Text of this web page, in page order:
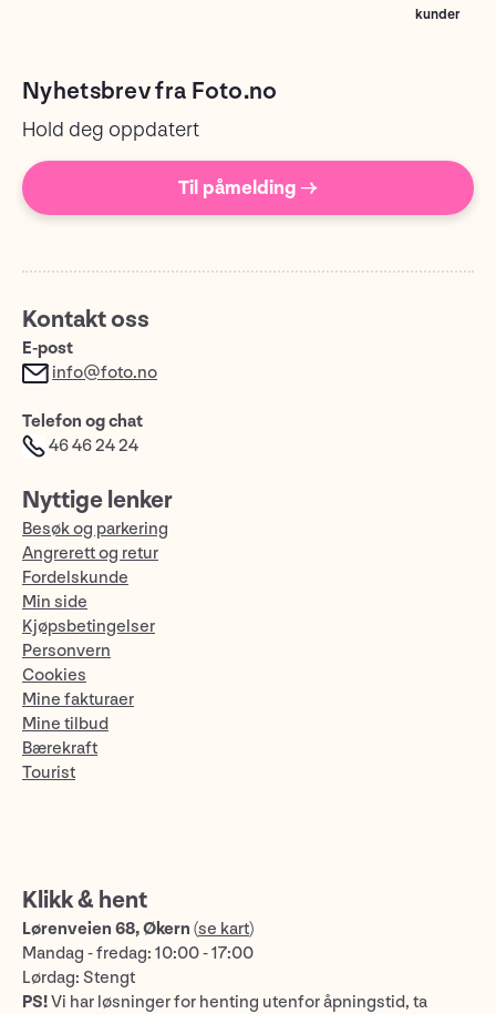
kunder
Nyhetsbrev fra Foto.no
Hold deg oppdatert
Til påmelding →
Kontakt oss
E-post
info@foto.no
Telefon og chat
46 46 24 24
Nyttige lenker
Besøk og parkering
Angrerett og retur
Fordelskunde
Min side
Kjøpsbetingelser
Personvern
Cookies
Mine fakturaer
Mine tilbud
Bærekraft
Tourist
Klikk & hent
Lørenveien 68, Økern (se kart)
Mandag - fredag: 10:00 - 17:00
Lørdag: Stengt
PS!Vi har løsninger for henting utenfor åpningstid, ta